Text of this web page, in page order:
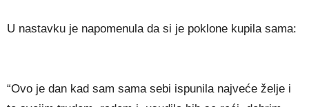
U nastavku je napomenula da si je poklone kupila sama:
“Ovo je dan kad sam sama sebi ispunila najveće želje i